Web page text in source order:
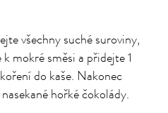
všechny suché suroviny,
mokré směsi a přidejte 1
do kaše. Nakonec
hořké čokolády.